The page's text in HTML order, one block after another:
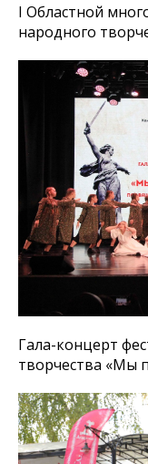
I Областной
народного
Гала-концерт
творчества «Мы